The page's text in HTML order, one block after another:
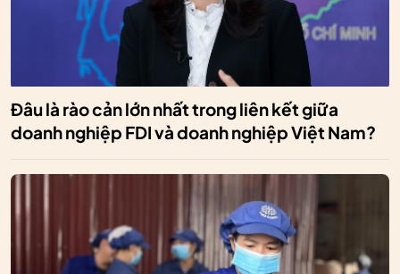
Đâu là rào cản lớn nhất trong liên kết giữa
doanh nghiệp FDI và doanh nghiệp Việt Nam?